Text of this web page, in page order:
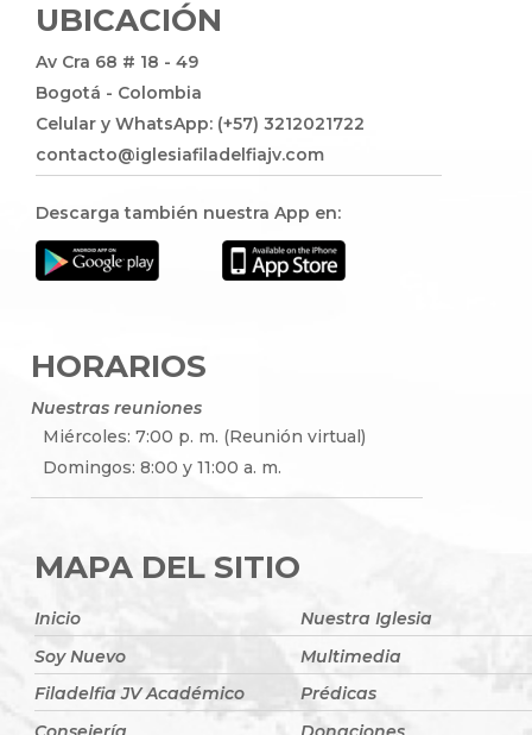
UBICACIÓN
Av Cra 68 # 18 - 49
Bogotá - Colombia
Celular y WhatsApp: (+57) 3212021722
contacto@iglesiafiladelfiajv.com
Descarga también nuestra App en:
HORARIOS
Nuestras reuniones
Miércoles: 7:00 p. m. (Reunión virtual)
Domingos: 8:00 y 11:00 a. m.
MAPA DEL SITIO
Inicio
Nuestra Iglesia
Soy Nuevo
Multimedia
Filadelfia JV Académico
Prédicas